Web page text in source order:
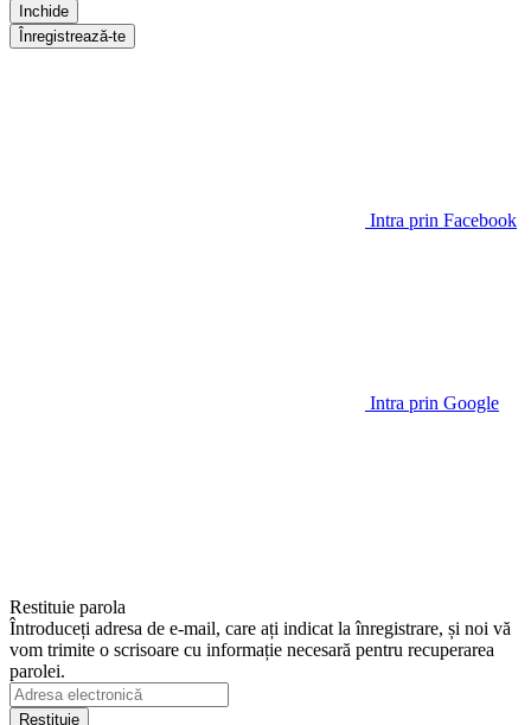
Inchide
Înregistrează-te
Intra prin Facebook
Intra prin Google
Restituie parola
Întroduceți adresa de e-mail, care ați indicat la înregistrare, și noi vă
vom trimite o scrisoare cu informație necesară pentru recuperarea
parolei.
Restituie